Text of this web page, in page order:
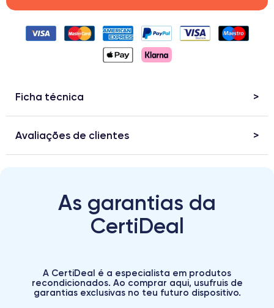
Ficha técnica
Avaliações de clientes
As garantias da
CertiDeal
A CertiDeal é a especialista em produtos
recondicionados. Ao comprar aqui, usufruis de
garantias exclusivas no teu futuro dispositivo.